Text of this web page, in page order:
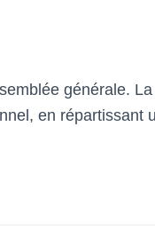
générale.
en répartissant